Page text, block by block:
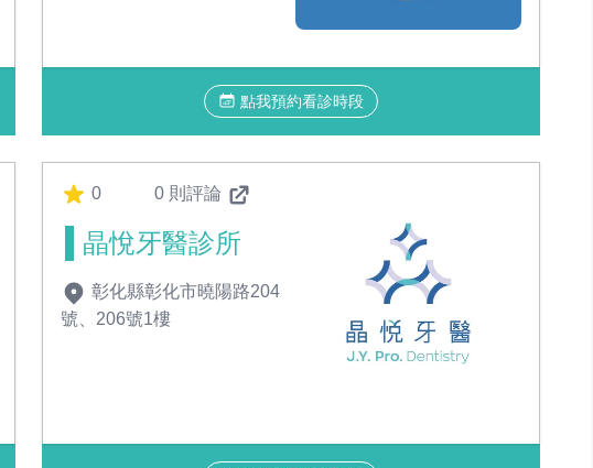
點我預約看診時段
0 0 則評論
晶悅牙醫診所
彰化縣彰化市曉陽路204
號、206號1樓